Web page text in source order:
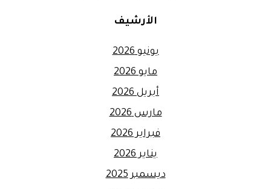
الأرشيف
يونيو 2026
مايو 2026
أبريل 2026
مارس 2026
فبراير 2026
يناير 2026
ديسمبر 2025